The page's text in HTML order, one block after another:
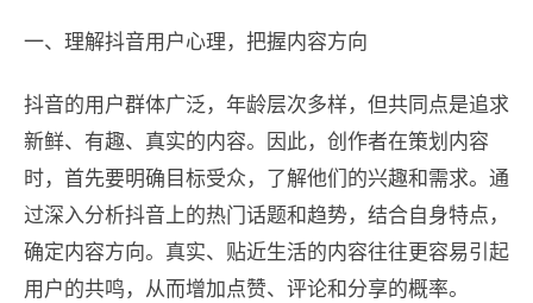
一、理解抖音用户心理，把握内容方向
抖音的用户群体广泛，年龄层次多样，但共同点是追求
新鲜、有趣、真实的内容。因此，创作者在策划内容
时，首先要明确目标受众，了解他们的兴趣和需求。通
过深入分析抖音上的热门话题和趋势，结合自身特点，
确定内容方向。真实、贴近生活的内容往往更容易引起
用户的共鸣，从而增加点赞、评论和分享的概率。